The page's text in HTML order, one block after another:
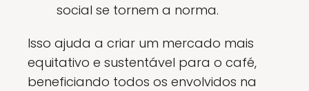
social se tornem a norma.
Isso ajuda a criar um mercado mais
equitativo e sustentável para o café,
beneficiando todos os envolvidos na